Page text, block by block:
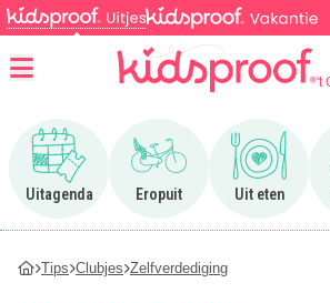
't
Uitagenda
Ga naar Uitagenda
Eropuit
Ga naar Eropuit
Uit eten
Ga naar
Tips Clubjes Zelfverdediging